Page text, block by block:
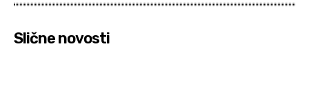
Slične novosti